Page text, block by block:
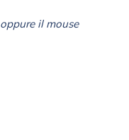
il mouse